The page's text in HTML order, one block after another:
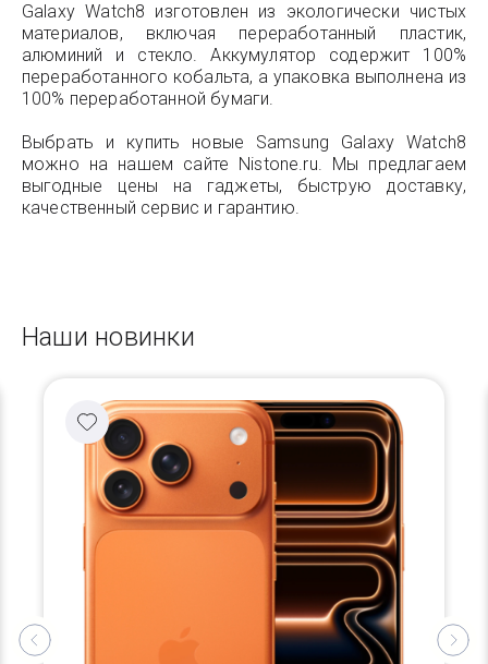
Galaxy Watch8 изготовлен из экологически чистых
материалов, включая переработанный пластик,
алюминий и стекло. Аккумулятор содержит 100%
переработанного кобальта, а упаковка выполнена из
100% переработанной бумаги.
Выбрать и купить новые Samsung Galaxy Watch8
можно на нашем сайте Nistone.ru. Мы предлагаем
выгодные цены на гаджеты, быструю доставку,
качественный сервис и гарантию.
Наши новинки